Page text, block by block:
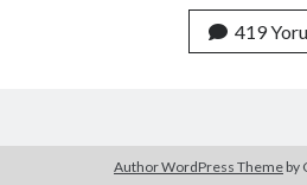
Fulsen Türker @fulsfulss
419
Author WordPress Theme by